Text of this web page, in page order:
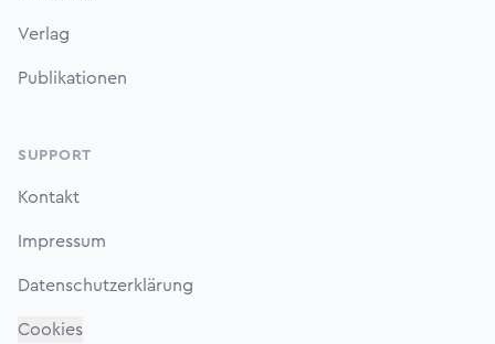
Verlag
Publikationen
SUPPORT
Kontakt
Impressum
Datenschutzerklärung
Cookies